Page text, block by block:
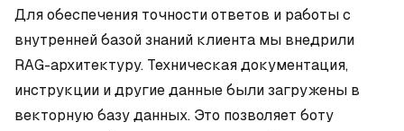
Для обеспечения точности ответов и работы с
внутренней базой знаний клиента мы внедрили
RAG-архитектуру. Техническая документация,
инструкции и другие данные были загружены в
векторную базу данных. Это позволяет боту